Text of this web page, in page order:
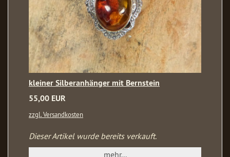
kleiner Silberanhänger mit Bernstein
55,00 EUR
zzgl. Versandkosten
Dieser Artikel wurde bereits verkauft.
mehr...